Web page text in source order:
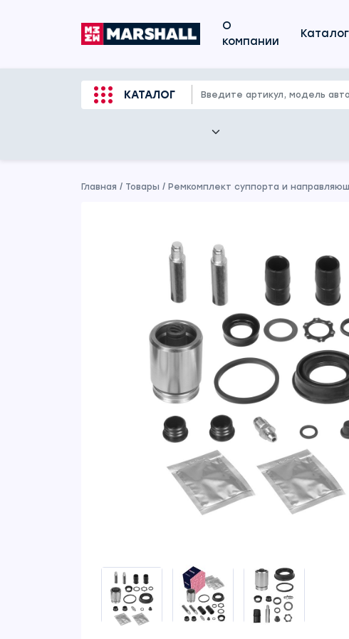
О
компании
Каталог
КАТАЛОГ
Главная / Товары / Ремкомплект суппорта и